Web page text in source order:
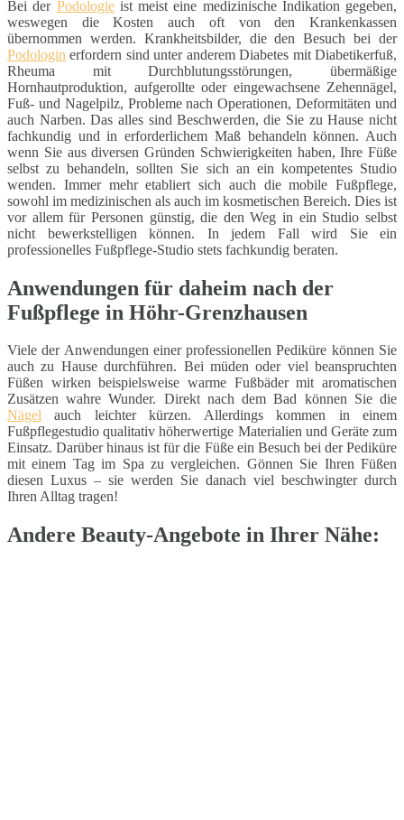
Bei der Podologieist meist eine medizinische Indikation gegeben,
weswegen die Kosten auch oft von den Krankenkassen
übernommen werden. Krankheitsbilder, die den Besuch bei der
Podologin erfordern sind unter anderem Diabetes mit Diabetikerfuß,
Rheuma mit Durchblutungsstörungen, übermäßige
Hornhautproduktion, aufgerollte oder eingewachsene Zehennägel,
Fuß- und Nagelpilz, Probleme nach Operationen, Deformitäten und
auch Narben. Das alles sind Beschwerden, die Sie zu Hause nicht
fachkundig und in erforderlichem Maß behandeln können. Auch
wenn Sie aus diversen Gründen Schwierigkeiten haben, Ihre Füße
selbst zu behandeln, sollten Sie sich an ein kompetentes Studio
wenden. Immer mehr etabliert sich auch die mobile Fußpflege,
sowohl im medizinischen als auch im kosmetischen Bereich. Dies ist
vor allem für Personen günstig, die den Weg in ein Studio selbst
nicht bewerkstelligen können. In jedem Fall wird Sie ein
professionelles Fußpflege-Studio stets fachkundig beraten.
Anwendungen für daheim nach der
Fußpflege in Höhr-Grenzhausen
Viele der Anwendungen einer professionellen Pediküre können Sie
auch zu Hause durchführen. Bei müden oder viel beanspruchten
Füßen wirken beispielsweise warme Fußbäder mit aromatischen
Zusätzen wahre Wunder. Direkt nach dem Bad können Sie die
Nägel auch leichter kürzen. Allerdings kommen in einem
Fußpflegestudio qualitativ höherwertige Materialien und Geräte zum
Einsatz. Darüber hinaus ist für die Füße ein Besuch bei der Pediküre
mit einem Tag im Spa zu vergleichen. Gönnen Sie Ihren Füßen
diesen Luxus – sie werden Sie danach viel beschwingter durch
Ihren Alltag tragen!
Andere Beauty-Angebote in Ihrer Nähe: